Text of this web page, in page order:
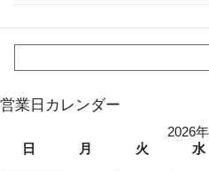
営業日カレンダー
2026
日
月 火 水